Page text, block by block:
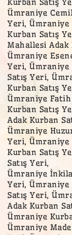
Ümraniye
Yeri, Ümraniye
Kurban Satış
Mahallesi Adak
Ümraniye
Yeri, Ümraniye
Satış Yeri,
Kurban Satış
Ümraniye
Kurban Satış
Adak Kurban
Ümraniye
Yeri, Ümraniye
Kurban Satış
Satış Yeri,
Ümraniye
Yeri, Ümraniye
Satış Yeri,
Adak Kurban
Ümraniye
Ümraniye